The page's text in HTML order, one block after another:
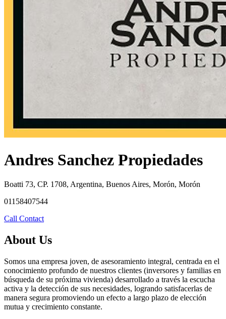
Andres Sanchez Propiedades
Boatti 73, CP. 1708, Argentina, Buenos Aires, Morón, Morón
01158407544
Call Contact
About Us
Somos una empresa joven, de asesoramiento integral, centrada en el
conocimiento profundo de nuestros clientes (inversores y familias en
búsqueda de su próxima vivienda) desarrollado a través la escucha
activa y la detección de sus necesidades, logrando satisfacerlas de
manera segura promoviendo un efecto a largo plazo de elección
mutua y crecimiento constante.